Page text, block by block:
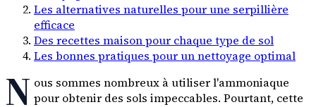
Les alternatives naturelles pour une serpillière
efficace
Des recettes maison pour chaque type de sol
Les bonnes pratiques pour un nettoyage optimal
N ous sommes nombreux à utiliser l'ammoniaque
pour obtenir des sols impeccables. Pourtant, cette